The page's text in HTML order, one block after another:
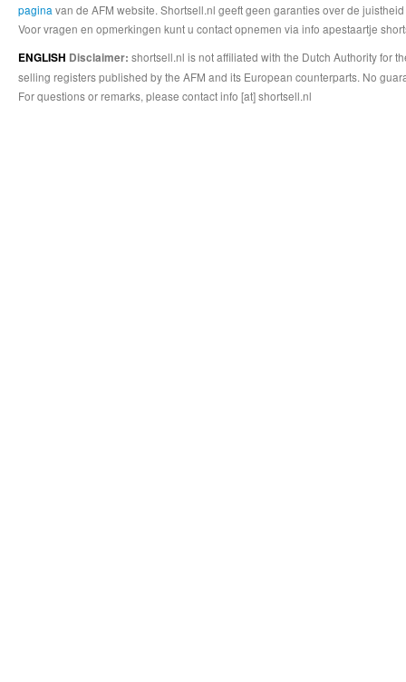
pagina van de AFM website. Shortsell.nl geeft geen garanties over de
Voor vragen en opmerkingen kunt u contact opnemen via info apestaartje
ENGLISH Disclaimer: shortsell.nl is not affiliated with the Dutch Authority for
selling registers published by the AFM and its European counterparts. No
For questions or remarks, please contact info [at] shortsell.nl